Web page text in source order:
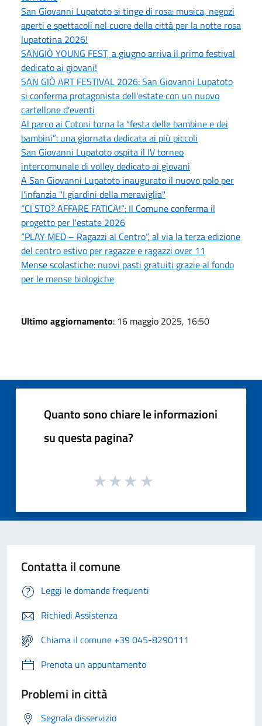
San Giovanni Lupatoto si tinge di rosa: musica, negozi
aperti e spettacoli nel cuore della città per la notte rosa
lupatotina 2026!
SANGIÒ YOUNG FEST, a giugno arriva il primo festival
dedicato ai giovani!
SAN GIÒ ART FESTIVAL 2026: San Giovanni Lupatoto
si conferma protagonista dell'estate con un nuovo
cartellone d'eventi
Al parco ai Cotoni torna la “festa delle bambine e dei
bambini”: una giornata dedicata ai più piccoli
San Giovanni Lupatoto ospita il IV torneo
intercomunale di volley dedicato ai giovani
A San Giovanni Lupatoto inaugurato il nuovo polo per
l'infanzia "I giardini della meraviglia"
“CI STO? AFFARE FATICA!”: Il Comune conferma il
progetto per l'estate 2026
“PLAY MED – Ragazzi al Centro”, al via la terza edizione
del centro estivo per ragazze e ragazzi over 11
Mense scolastiche: nuovi pasti gratuiti grazie al fondo
per le mense biologiche
Ultimo aggiornamento: 16 maggio 2025, 16:50
Quanto sono chiare le informazioni
su questa pagina?
Contatta il comune
Leggi le domande frequenti
Richiedi Assistenza
Chiama il comune +39 045-8290111
Prenota un appuntamento
Problemi in città
Segnala disservizio